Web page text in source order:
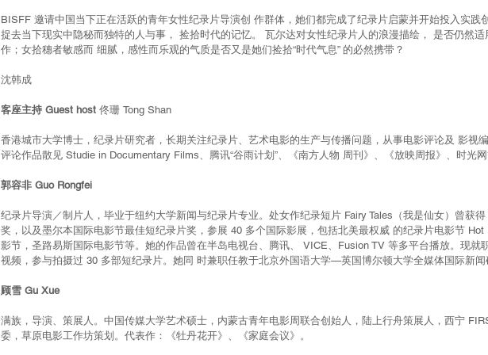
BISFF 邀请中国当下正在活跃的青年女性纪录片导演创 作群体，她们都完成了纪录片启蒙并开始投入实践
捉去当下现实中隐秘而独特的人与事， 捡拾时代的记忆。 瓦尔达对女性纪录片人的浪漫描绘， 是否仍然
作；女拾穗者敏感而 细腻，感性而乐观的气质是否又是她们捡拾“时代气息” 的必然携带？
沈韩成
客座主持 Guest host 佟珊 Tong Shan
香港城市大学博士，纪录片研究者，长期关注纪录片、艺术电影的生产与传播问题，从事电影评论及 影视
评论作品散见 Studie in Documentary Films、腾讯“谷雨计划”、《南方人物 周刊》、《放映周报》、时光
郭容非 Guo Rongfei
纪录片导演／制片人，毕业于纽约大学新闻与纪录片专业。处女作纪录短片 Fairy Tales（我是仙女）曾获
奖，以及墨尔本国际电影节最佳短纪录片奖，参展 40 多个国际影展，包括北美最权威 的纪录片电影节
影节，圣路易斯国际电影节等。她的作品曾在半岛电视台、腾讯、 VICE、Fusion TV 等多平台播放。现就
视频，参与拍摄过 30 多部短纪录片。她同 时兼职任教于北京外国语大学—英国博尔顿大学全媒体国际新
顾雪 Gu Xue
满族，导演、策展人。中国传媒大学艺术硕士，内蒙古青年电影周联合创始人，陆上行舟策展人，西宁
委，草原电影工作坊策划。代表作：《牡丹花开》、《家庭会议》。